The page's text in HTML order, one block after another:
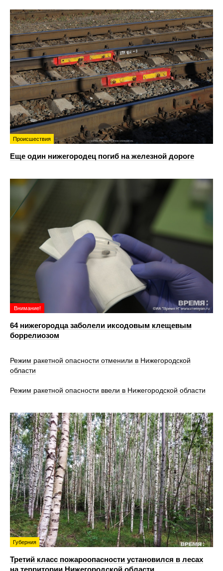
Происшествия
Еще один нижегородец погиб на железной дороге
Внимание!
64 нижегородца заболели иксодовым клещевым
боррелиозом
Режим ракетной опасности отменили в Нижегородской
области
Режим ракетной опасности ввели в Нижегородской области
Губерния
Третий класс пожароопасности установился в лесах
на территории Нижегородской области